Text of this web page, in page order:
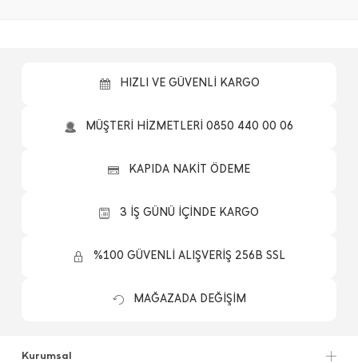
HIZLI VE GÜVENLİ KARGO
MÜŞTERİ HİZMETLERİ 0850 440 00 06
KAPIDA NAKİT ÖDEME
3 İŞ GÜNÜ İÇİNDE KARGO
%100 GÜVENLİ ALIŞVERİŞ 256B SSL
MAĞAZADA DEĞİŞİM
Kurumsal